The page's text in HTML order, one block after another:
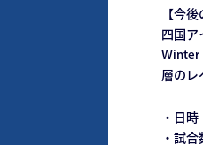
【今
四国ア
Winter
層のレ
・日
・試